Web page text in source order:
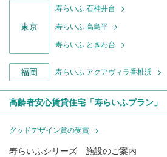
東京
寿らいふ 石神井台
寿らいふ 高島平
寿らいふ ときわ台
福岡 寿らいふ アクアヴィラ香椎浜
高齢者安心賃貸住宅「寿らいふプラン」
グッドデザイン賞の受賞
寿らいふシリーズ 施設のご案内